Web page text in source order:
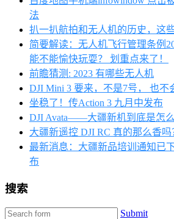
法
扒一扒航拍和无人机的历史，这
简要解读：无人机飞行管理条例
能不能愉快玩耍？ 划重点来了！
前瞻猜测: 2023 有哪些无人机
DJI Mini 3 要来，不是7号， 也不
坐稳了！传Action 3 九月中发布
DJI Avata——大疆新机到底是怎么
大疆新遥控 DJI RC 真的那么香吗
最新消息：大疆新品培训通知已
布
搜索
Submit